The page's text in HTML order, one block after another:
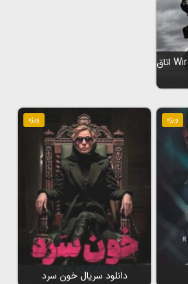
دانلود فیلم Wire Room 2022 اتاق
ویژه ویژه
دانلود سریال خون سرد